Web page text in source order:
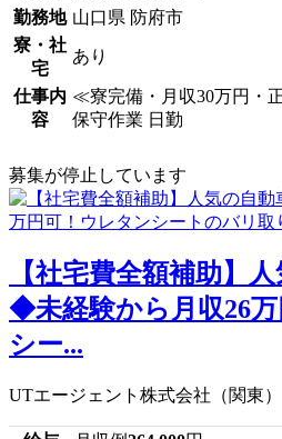
勤務地 山口県 防府市
寮・社
宅
あり
仕事内
容
≪寮完備・月収30万円・
保守作業 日勤
募集が停止しています
【社宅費全額補助】
◆未経験から月収26
シー...
UTエージェント株式会社（関東）